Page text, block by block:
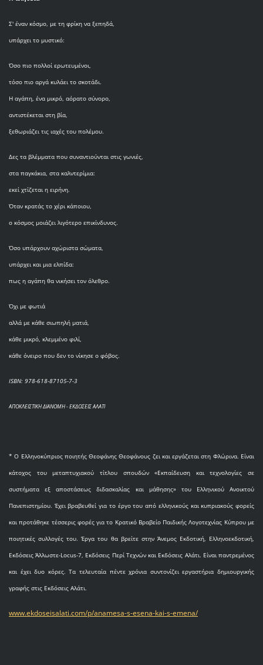
Σ' έναν κόσμο, με τη φρίκη να ξεπηδά,
υπάρχει το μυστικό:
Όσο πιο πολλοί ερωτευμένοι,
τόσο πιο αργά κυλάει το σκοτάδι.
Η αγάπη, ένα μικρό, αόρατο σύνορο,
αντιστέκεται στη βία,
ξεθωριάζει τις ιαχές του πολέμου.
Δες τα βλέμματα που συναντιούνται στις γωνιές,
στα παγκάκια, στα καλντερίμια:
εκεί χτίζεται η ειρήνη.
Όταν κρατάς το χέρι κάποιου,
ο κόσμος μοιάζει λιγότερο επικίνδυνος.
Όσο υπάρχουν αχώριστα σώματα,
υπάρχει και μια ελπίδα:
πως η αγάπη θα νικήσει τον όλεθρο.
Όχι με φωτιά
αλλά με κάθε σιωπηλή ματιά,
κάθε μικρό, κλεμμένο φιλί,
κάθε όνειρο που δεν το νίκησε ο φόβος.
ISBN: 978-618-87105-7-3
ΑΠΟΚΛΕΙΣΤΙΚΗ ΔΙΑΝΟΜΗ - ΕΚΔΟΣΕΙΣ ΑΛΑΤΙ
* O Eλληνοκύπριος ποιητής Θεοφάνης Θεοφάνους ζει και εργάζεται στη Φλώρινα. Είναι
κάτοχος του μεταπτυχιακού τίτλου σπουδών «Εκπαίδευση και τεχνολογίες σε
συστήματα εξ αποστάσεως διδασκαλίας και μάθησης» του Ελληνικού Ανοικτού
Πανεπιστημίου. Έχει βραβευθεί για το έργο του από ελληνικούς και κυπριακούς φορείς
και προτάθηκε τέσσερις φορές για το Κρατικό Βραβείο Παιδικής Λογοτεχνίας Κύπρου με
ποιητικές συλλογές του. Έργα του θα βρείτε στην Άνεμος Εκδοτική, Ελληνοεκδοτική,
Εκδόσεις Άλλωστε-Locus-7, Εκδόσεις Περί Τεχνών και Εκδόσεις Αλάτι. Είναι παντρεμένος
και έχει δυο κόρες. Τα τελευταία πέντε χρόνια συντονίζει εργαστήρια δημιουργικής
γραφής στις Εκδόσεις Αλάτι.
www.ekdoseisalati.com/p/anamesa-s-esena-kai-s-emena/